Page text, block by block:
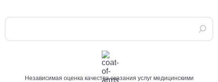
Независимая оценка качества оказания услуг медицинскими